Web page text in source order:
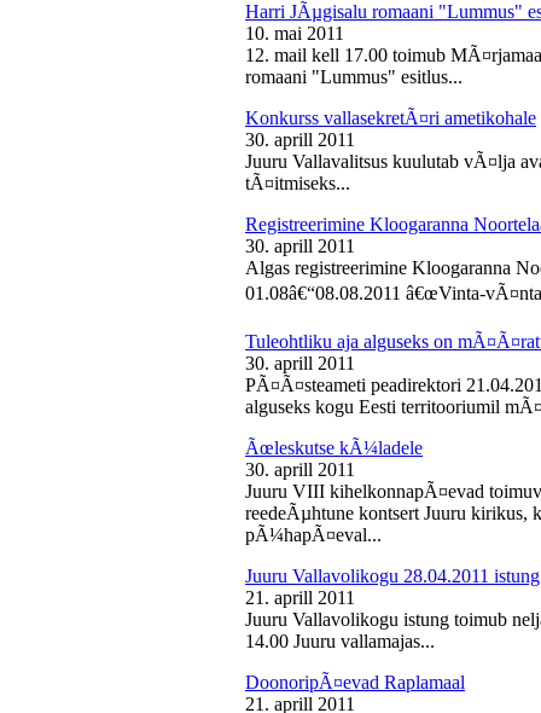
Harri JÃµgisalu romaani "Lummus"
10. mai 2011
12. mail kell 17.00 toimub
romaani "Lummus" esitlus...
Konkurss vallasekretÃ¤ri ametikohale
30. aprill 2011
Juuru Vallavalitsus kuulutab vÃ¤lja
tÃ¤itmiseks...
Registreerimine Kloogaranna
30. aprill 2011
Algas registreerimine Kloogaranna
01.08â€“08.08.2011 â€œVinta-
Tuleohtliku aja alguseks on
30. aprill 2011
PÃ¤Ã¤steameti peadirektori
alguseks kogu Eesti territooriumil
Ãœleskutse kÃ¼ladele
30. aprill 2011
Juuru VIII kihelkonnapÃ¤evad
reedeÃµhtune kontsert Juuru
pÃ¼hapÃ¤eval...
Juuru Vallavolikogu 28.04.2011 istung
21. aprill 2011
Juuru Vallavolikogu istung toimub
14.00 Juuru vallamajas...
DoonoripÃ¤evad Raplamaal
21. aprill 2011